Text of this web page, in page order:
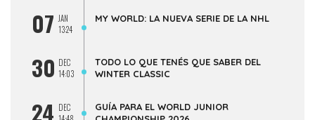
07 JAN
13:24
MY WORLD: LA NUEVA SERIE DE LA NHL
30 DEC
14:03
TODO LO QUE TENÉS QUE SABER DEL
WINTER CLASSIC
24 DEC
GUÍA PARA EL WORLD JUNIOR